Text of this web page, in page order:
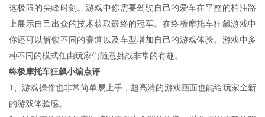
这极限的尖峰时刻。游戏中你需要驾驶自己的爱车在平整的柏油路
上展示自己出众的技术获取最终的冠军。在终极摩托车狂飙游戏中
你还可以解锁不同的赛道以及车型增加自己的游戏体验。游戏中多
种不同的模式任由玩家们随意挑战非常的有趣。
终极摩托车狂飙小编点评
1、游戏操作也非常简单易上手，超高清的游戏画面也能给玩家全新
的游戏体验感。